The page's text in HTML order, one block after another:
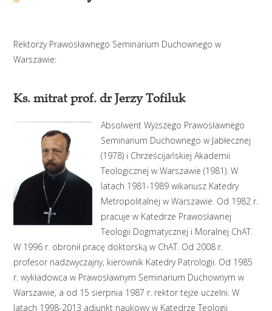
Rektorzy Prawosławnego Seminarium Duchownego w
Warszawie:
Ks. mitrat prof. dr Jerzy Tofiluk
Absolwent Wyższego Prawosławnego
Seminarium Duchownego w Jabłecznej
(1978) i Chrześcijańskiej Akademii
Teologicznej w Warszawie (1981). W
latach 1981-1989 wikariusz Katedry
Metropolitalnej w Warszawie. Od 1982 r.
pracuje w Katedrze Prawosławnej
Teologii Dogmatycznej i Moralnej ChAT.
W 1996 r. obronił pracę doktorską w ChAT. Od 2008 r.
profesor nadzwyczajny, kierownik Katedry Patrologii. Od 1985
r. wykładowca w Prawosławnym Seminarium Duchownym w
Warszawie, a od 15 sierpnia 1987 r. rektor tejże uczelni. W
latach 1998-2013 adiunkt naukowy w Katedrze Teologii